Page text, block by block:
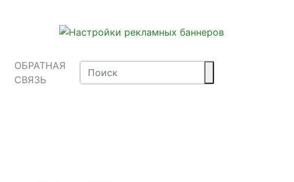
ОБРАТНАЯ
СВЯЗЬ